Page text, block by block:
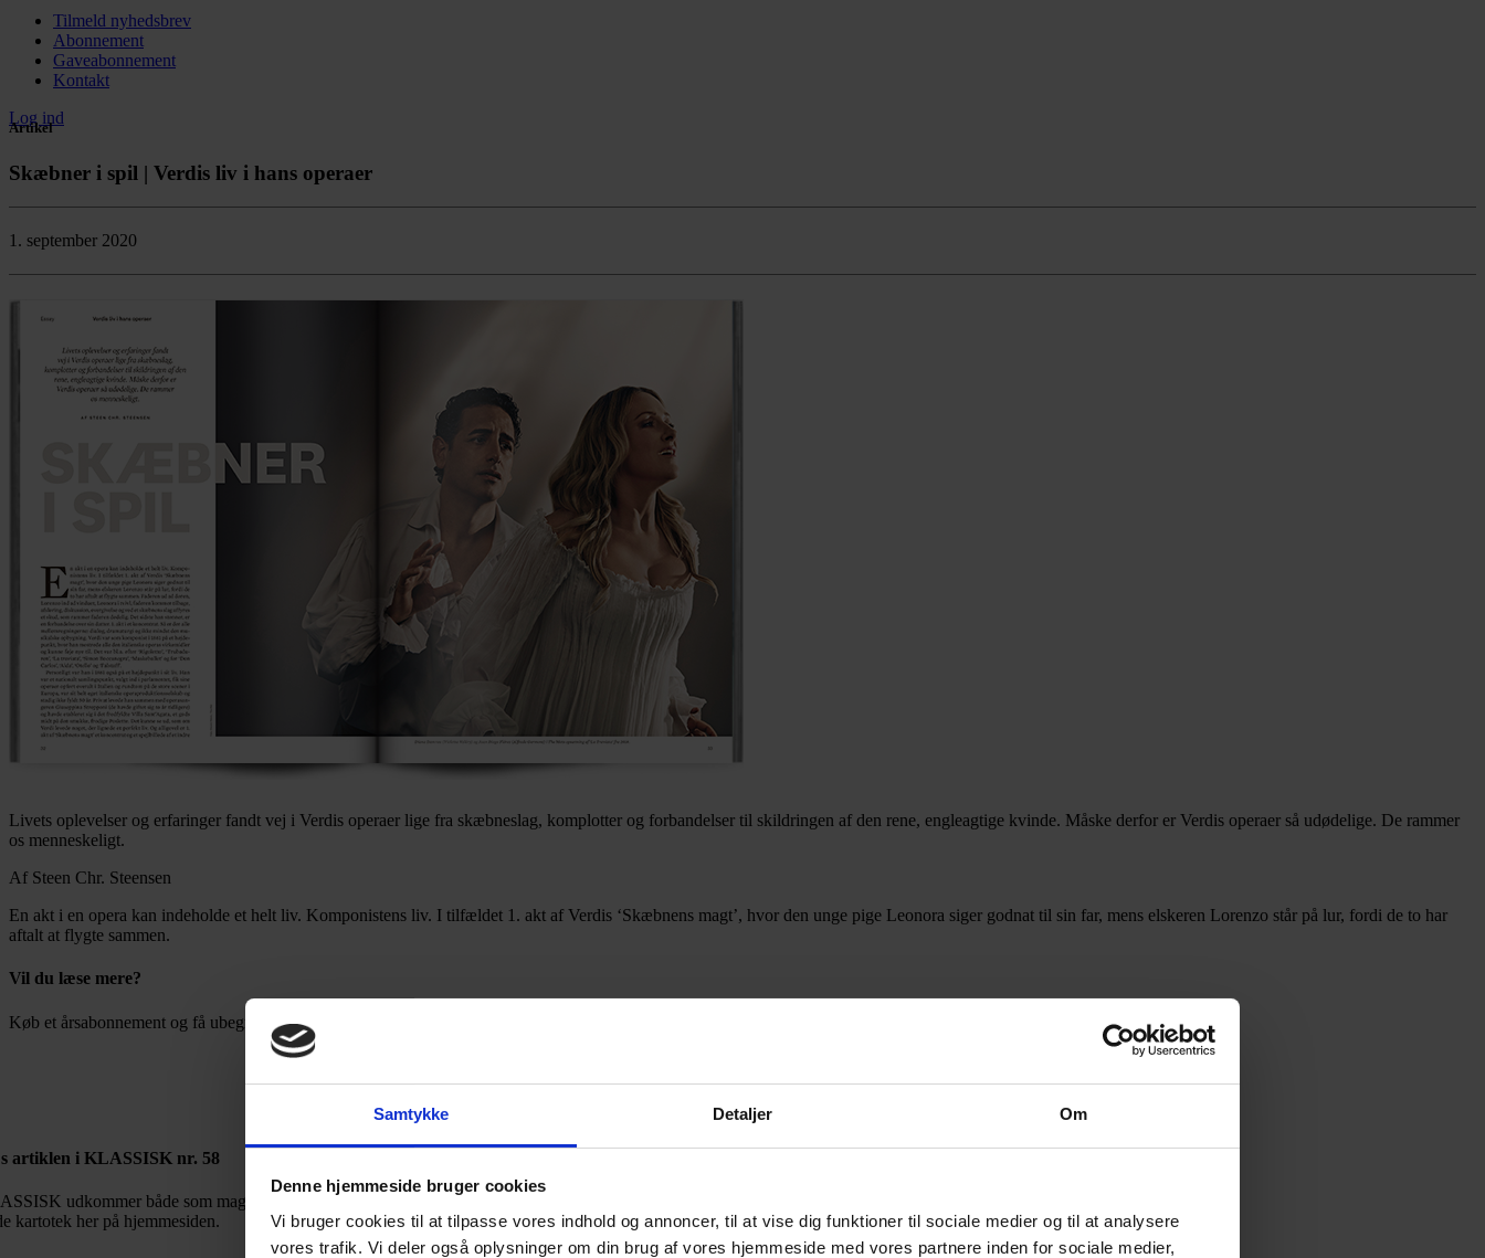
Samtykke Detaljer Om
Denne hjemmeside bruger cookies
Vi bruger cookies til at tilpasse vores indhold og annoncer, til at vise dig funktioner til sociale medier og til at analysere
vores trafik. Vi deler også oplysninger om din brug af vores hjemmeside med vores partnere inden for sociale medier,
Tilmeld nyhedsbrev
Abonnement
Gaveabonnement
Kontakt
Log ind
Artikel
Skæbner i spil | Verdis liv i hans operaer
1. september 2020
Livets oplevelser og erfaringer fandt vej i Verdis operaer lige fra skæbneslag, komplotter og forbandelser til skildringen af den rene, engleagtige kvinde. Måske derfor er Verdis operaer så udødelige. De rammer
os menneskeligt.
Af Steen Chr. Steensen
En akt i en opera kan indeholde et helt liv. Komponistens liv. I tilfældet 1. akt af Verdis ‘Skæbnens magt’, hvor den unge pige Leonora siger godnat til sin far, mens elskeren Lorenzo står på lur, fordi de to har
aftalt at flygte sammen.
Vil du læse mere?
Køb et årsabonnement og få ubegrænset adgang til alle nyheder, artikler, anmeldelser m.m. på klassisk.org
artiklen i KLASSISK nr. 58
udkommer både som magasin og online. Med et abonnement får du både tilsendt de kvartalsvise magasiner, samt adgang til det
kartotek her på hjemmesiden.